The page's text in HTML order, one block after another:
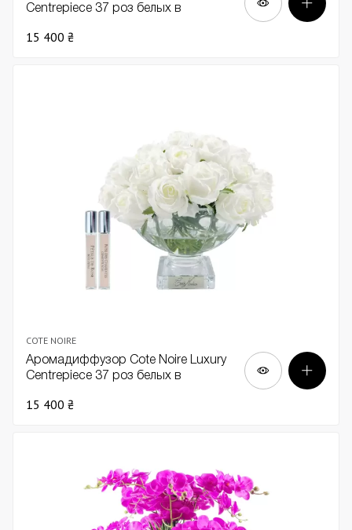
Centrepiece 37 роз белых в
15 400 ₴
COTE NOIRE
Аромадиффузор Cote Noire Luxury
Centrepiece 37 роз белых в
15 400 ₴